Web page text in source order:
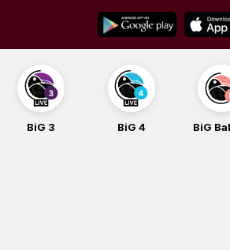
content
BiG Balade